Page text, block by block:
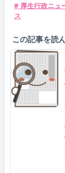
# 厚生行政ニュ
ス
この記事を読